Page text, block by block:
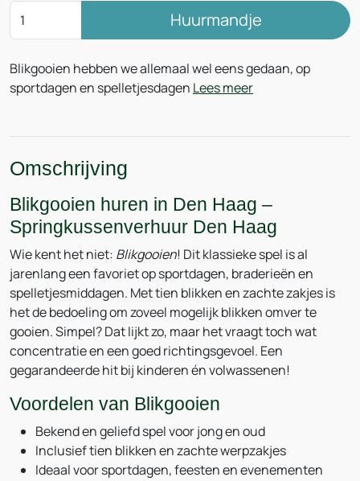
Huurmandje
Blikgooien hebben we allemaal wel eens gedaan, op
sportdagen en spelletjesdagen Lees meer
Omschrijving
Blikgooien huren in Den Haag –
Springkussenverhuur Den Haag
Wie kent het niet: Blikgooien! Dit klassieke spel is al
jarenlang een favoriet op sportdagen, braderieën en
spelletjesmiddagen. Met tien blikken en zachte zakjes is
het de bedoeling om zoveel mogelijk blikken omver te
gooien. Simpel? Dat lijkt zo, maar het vraagt toch wat
concentratie en een goed richtingsgevoel. Een
gegarandeerde hit bij kinderen én volwassenen!
Voordelen van Blikgooien
Bekend en geliefd spel voor jong en oud
Inclusief tien blikken en zachte werpzakjes
Ideaal voor sportdagen, feesten en evenementen